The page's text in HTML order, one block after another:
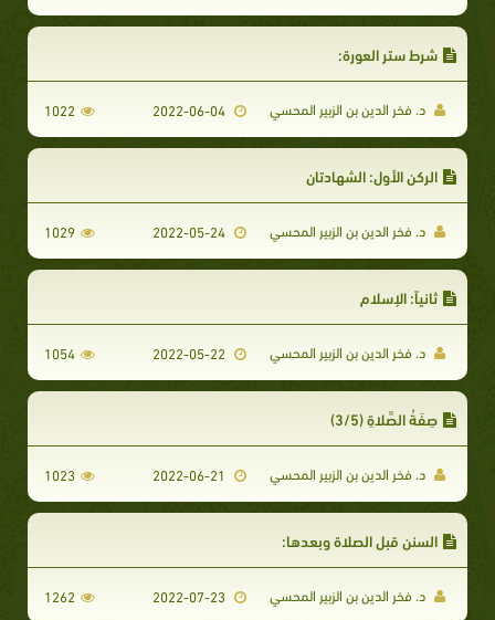
شرط ستر العورة:
د. فخر الدين بن الزبير المحسي 1022
الركن الأول: الشهادتان
د. فخر الدين بن الزبير المحسي 1029
ثانياً: الإسلام
د. فخر الدين بن الزبير المحسي 1054
صِفَةُ الصَّلاةِ (3/5)
د. فخر الدين بن الزبير المحسي 1023
السنن قبل الصلاة وبعدها:
د. فخر الدين بن الزبير المحسي 1262